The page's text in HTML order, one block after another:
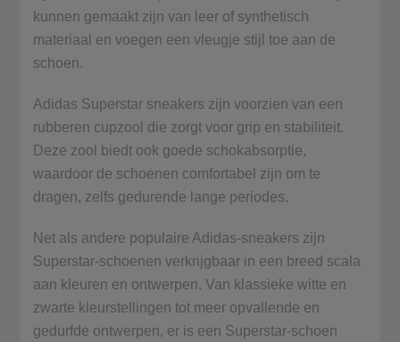
kunnen gemaakt zijn van leer of synthetisch
materiaal en voegen een vleugje stijl toe aan de
schoen.
Adidas Superstar sneakers zijn voorzien van een
rubberen cupzool die zorgt voor grip en stabiliteit.
Deze zool biedt ook goede schokabsorptie,
waardoor de schoenen comfortabel zijn om te
dragen, zelfs gedurende lange periodes.
Net als andere populaire Adidas-sneakers zijn
Superstar-schoenen verkrijgbaar in een breed scala
aan kleuren en ontwerpen. Van klassieke witte en
zwarte kleurstellingen tot meer opvallende en
gedurfde ontwerpen, er is een Superstar-schoen